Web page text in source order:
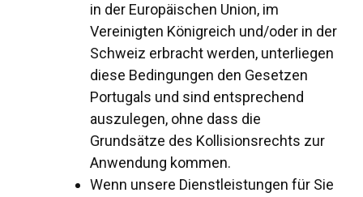
in der Europäischen Union, im
Vereinigten Königreich und/oder in der
Schweiz erbracht werden, unterliegen
diese Bedingungen den Gesetzen
Portugals und sind entsprechend
auszulegen, ohne dass die
Grundsätze des Kollisionsrechts zur
Anwendung kommen.
Wenn unsere Dienstleistungen für Sie